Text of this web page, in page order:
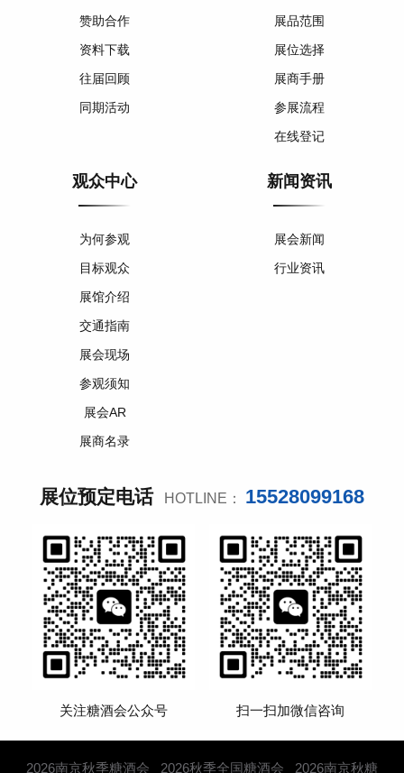
赞助合作
资料下载
往届回顾
同期活动
展品范围
展位选择
展商手册
参展流程
在线登记
观众中心
为何参观
目标观众
展馆介绍
交通指南
展会现场
参观须知
展会AR
展商名录
新闻资讯
展会新闻
行业资讯
展位预定电话 HOTLINE： 15528099168
关注糖酒会公众号 扫一扫加微信咨询
2026南京秋季糖酒会 2026秋季全国糖酒会 2026南京秋糖